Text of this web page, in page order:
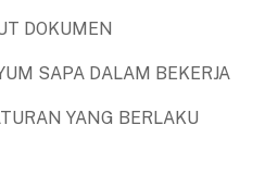
DOKUMEN
SAPA DALAM BEKERJA
YANG BERLAKU